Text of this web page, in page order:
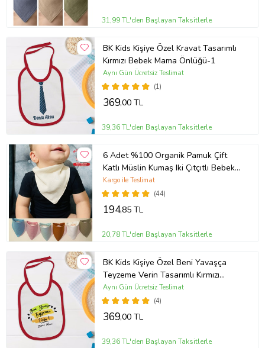
31,99 TL'den Başlayan Taksitlerle
BK Kids Kişiye Özel Kravat Tasarımlı
Kırmızı Bebek Mama Önlüğü-1
(1)
Aynı Gün Ücretsiz Teslimat
369,00 TL
39,36 TL'den Başlayan Taksitlerle
6 Adet %100 Organik Pamuk Çift
Katlı Müslin Kumaş Iki Çıtçıtlı Bebek
Salya Önlük Fular (Karışık)
(44)
Kargo ile Teslimat
194,85 TL
20,78 TL'den Başlayan Taksitlerle
BK Kids Kişiye Özel Beni Yavaşça
Teyzeme Verin Tasarımlı Kırmızı
Bebek Mama Önlüğü-1
(4)
Aynı Gün Ücretsiz Teslimat
369,00 TL
39,36 TL'den Başlayan Taksitlerle